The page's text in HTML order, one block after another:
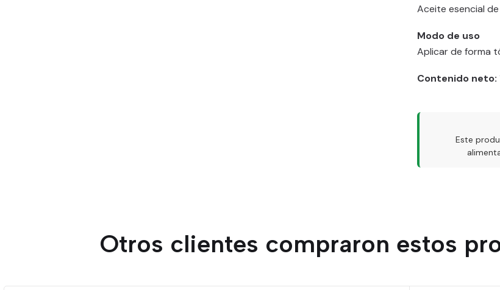
Aceite esencial
Modo de uso
Aplicar de forma
Contenido neto:
Este
Otros clientes compraron estos